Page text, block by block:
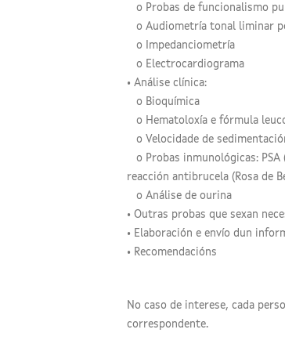
o Probas de funcionalismo
o Audiometría tonal liminar
o Impedanciometría
o Electrocardiograma
• Análise clínica:
o Bioquímica
o Hematoloxía e fórmula
o Velocidade de
o Probas inmunológicas:
reacción antibrucela (Rosa de
o Análise de ourina
• Outras probas que sexan
• Elaboración e envío dun
• Recomendacións
No caso de interese, cada
correspondente.